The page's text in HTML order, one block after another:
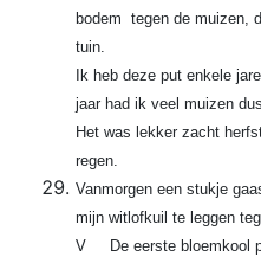
bodem tegen de muizen,
tuin.
Ik heb deze put enkele
jaar had ik veel muizen
Het was lekker zacht
regen.
Vanmorgen een stukje
mijn witlofkuil te leggen
V De eerste bloemkool